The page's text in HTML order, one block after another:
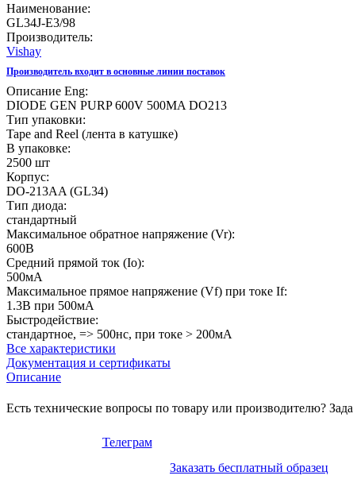
Наименование:
GL34J-E3/98
Производитель:
Vishay
Производитель входит в основные линии поставок
Описание Eng:
DIODE GEN PURP 600V 500MA DO213
Тип упаковки:
Tape and Reel (лента в катушке)
В упаковке:
2500 шт
Корпус:
DO-213AA (GL34)
Тип диода:
стандартный
Максимальное обратное напряжение (Vr):
600В
Средний прямой ток (Io):
500мА
Максимальное прямое напряжение (Vf) при токе If:
1.3В при 500мА
Быстродействие:
стандартное, => 500нс, при токе > 200мА
Все характеристики
Документация и сертификаты
Описание
Есть технические вопросы по товару или производителю?
Телеграм
Заказать бесплатный образец